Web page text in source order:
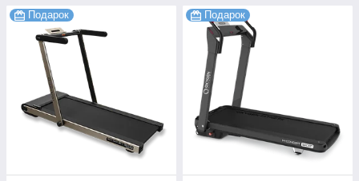
Подарок Подарок